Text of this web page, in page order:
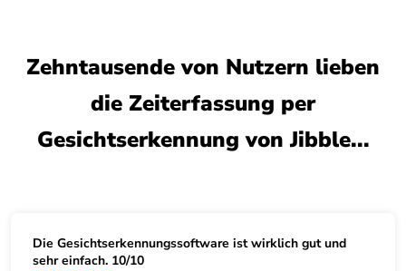
Zehntausende von Nutzern lieben
die Zeiterfassung per
Gesichtserkennung von Jibble...
Die Gesichtserkennungssoftware ist wirklich gut und
sehr einfach. 10/10